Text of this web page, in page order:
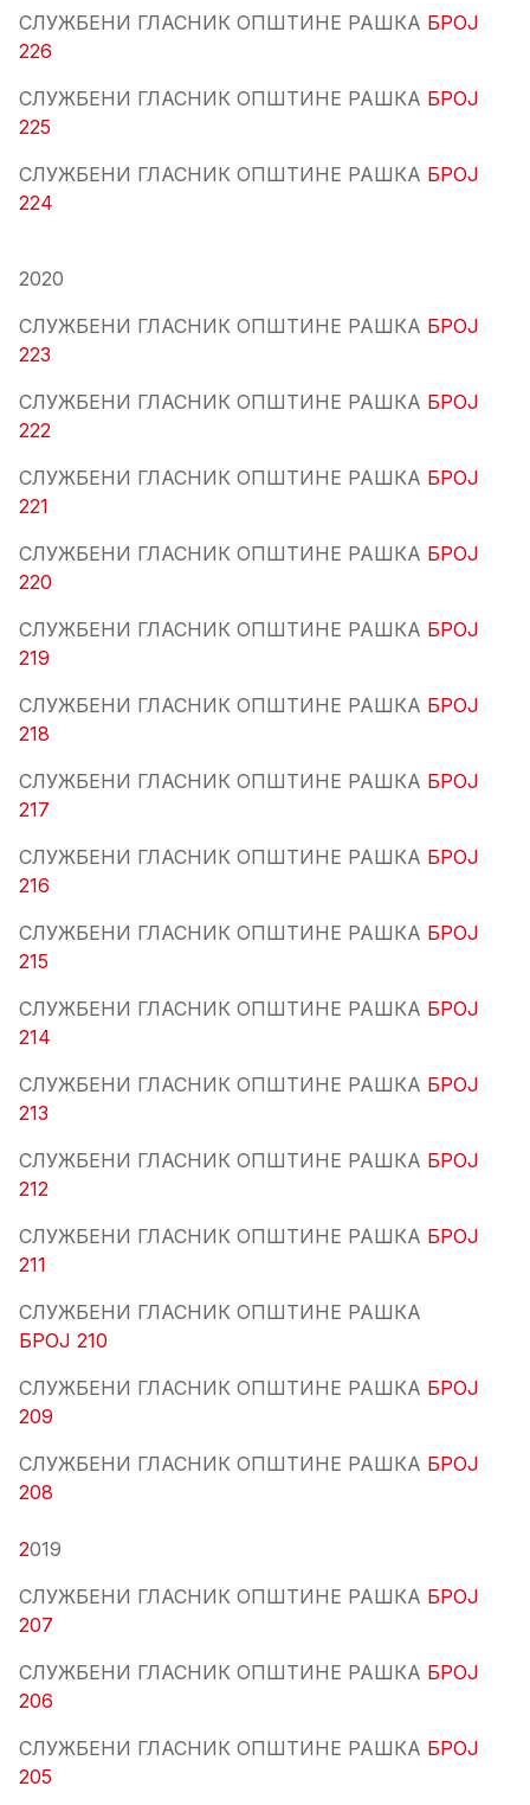
СЛУЖБЕНИ ГЛАСНИК ОПШТИНЕ РАШКА БРОЈ
226
СЛУЖБЕНИ ГЛАСНИК ОПШТИНЕ РАШКА БРОЈ
225
СЛУЖБЕНИ ГЛАСНИК ОПШТИНЕ РАШКА БРОЈ
224
2020
СЛУЖБЕНИ ГЛАСНИК ОПШТИНЕ РАШКА БРОЈ
223
СЛУЖБЕНИ ГЛАСНИК ОПШТИНЕ РАШКА БРОЈ
222
СЛУЖБЕНИ ГЛАСНИК ОПШТИНЕ РАШКА БРОЈ
221
СЛУЖБЕНИ ГЛАСНИК ОПШТИНЕ РАШКА БРОЈ
220
СЛУЖБЕНИ ГЛАСНИК ОПШТИНЕ РАШКА БРОЈ
219
СЛУЖБЕНИ ГЛАСНИК ОПШТИНЕ РАШКА БРОЈ
218
СЛУЖБЕНИ ГЛАСНИК ОПШТИНЕ РАШКА БРОЈ
217
СЛУЖБЕНИ ГЛАСНИК ОПШТИНЕ РАШКА БРОЈ
216
СЛУЖБЕНИ ГЛАСНИК ОПШТИНЕ РАШКА БРОЈ
215
СЛУЖБЕНИ ГЛАСНИК ОПШТИНЕ РАШКА БРОЈ
214
СЛУЖБЕНИ ГЛАСНИК ОПШТИНЕ РАШКА БРОЈ
213
СЛУЖБЕНИ ГЛАСНИК ОПШТИНЕ РАШКА БРОЈ
212
СЛУЖБЕНИ ГЛАСНИК ОПШТИНЕ РАШКА БРОЈ
211
СЛУЖБЕНИ ГЛАСНИК ОПШТИНЕ РАШКА
БРОЈ 210
СЛУЖБЕНИ ГЛАСНИК ОПШТИНЕ РАШКА БРОЈ
209
СЛУЖБЕНИ ГЛАСНИК ОПШТИНЕ РАШКА БРОЈ
208
2019
СЛУЖБЕНИ ГЛАСНИК ОПШТИНЕ РАШКА БРОЈ
207
СЛУЖБЕНИ ГЛАСНИК ОПШТИНЕ РАШКА БРОЈ
206
СЛУЖБЕНИ ГЛАСНИК ОПШТИНЕ РАШКА БРОЈ
205